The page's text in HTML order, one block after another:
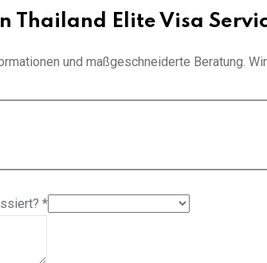
Thailand Elite Visa
und maßgeschneiderte Beratung.
*